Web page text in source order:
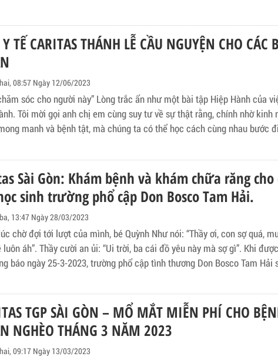
TẾ CARITAS THÁNH LỄ CẦU NGUYỆN CHO CÁC
08:57 Ngày 12/06/2023
sóc cho người này” Lòng trắc ẩn như một bài tập Hiệp Hành của
Tôi mời gọi anh chị em cùng suy tư về sự thật rằng, chính nhờ kinh
manh và bệnh tật, mà chúng ta có thể học cách cùng nhau bước
Cha Phanxicô cho ngày Thế giới Bệnh nhân XXXI, ngày 11.02.2023)
Sài Gòn: Khám bệnh và khám chữa răng cho
sinh trường phổ cập Don Bosco Tam Hải.
13:47 Ngày 28/03/2023
chờ đợi tới lượt của mình, bé Quỳnh Như nói: “Thầy ơi, con sợ quá,
áh”. Thầy cười an ủi: “Ui trời, ba cái đồ yêu này mà sợ gì”. Khi được thầy
báo ngày 25-3-2023, trường phổ cập tình thương Don Bosco Tam Hải
miễn phí cho các em học sinh, suốt tuần vừa qua, các em học sinh
ran hỏi nhau về việc mình có đi khám bệnh hay không. Vào lúc 06g30
Bảy ngày 25-3-2023, tuy là ngày nghỉ học nhưng đã có lác đác vài
con em đến trước cổng trường. Như thường lệ, thầy cô ra đón học
và điểm danh sĩ số.
TGP SÀI GÒN – MỔ MẮT MIỄN PHÍ CHO
NGHÈO THÁNG 3 NĂM 2023
09:17 Ngày 13/03/2023